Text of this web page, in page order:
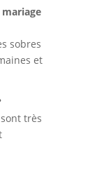
mariage
sobres
et
très